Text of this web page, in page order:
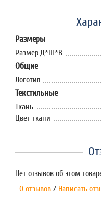
Размеры
Размер Д*Ш*В
Общие
Логотип
Текстильные
Ткань
Цвет ткани
Нет отзывов об этом
0 отзывов / Написать